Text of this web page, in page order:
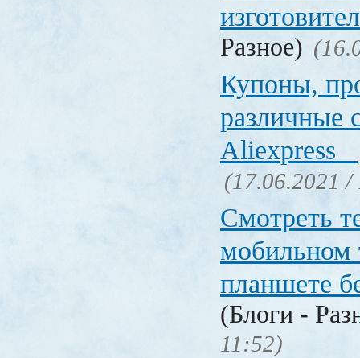
Разное)
Купоны,
различные
Aliexpress
(17.06.2021 /
Смотреть
мобильном
планшете
(Блоги -
11:52)